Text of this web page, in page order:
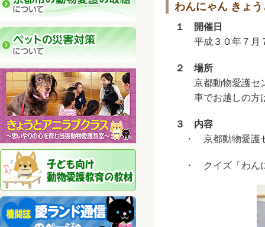
わんにゃん きょ
１ 開催日
平成３０年７月７
２ 場所
京都動物愛護セン
車でお越しの方は
３ 内容
・ 京都動物愛護セ
・ クイズ「わんに